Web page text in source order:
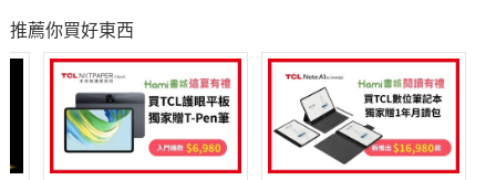
◎祕密一：把牆縮小
也就是把範圍縮小。想像自己是名賣鞋的業務，與其想著要將整
面牆的鞋賣掉，亂槍打鳥，不如根據顧客的需求，挑出適合的三
雙鞋試穿，提升成交率。演講也是這樣，瞭解不同聽眾的屬性，
習
眼的「趣味公式」
推薦你買好東西